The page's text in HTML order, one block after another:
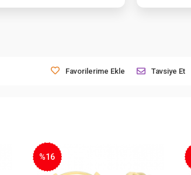
Favorilerime Ekle Tavsiye Et
%16